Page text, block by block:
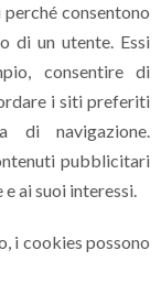
consentono
di un utente. Essi
consentire di
i siti preferiti
di navigazione.
pubblicitari
ai suoi interessi.
i cookies possono